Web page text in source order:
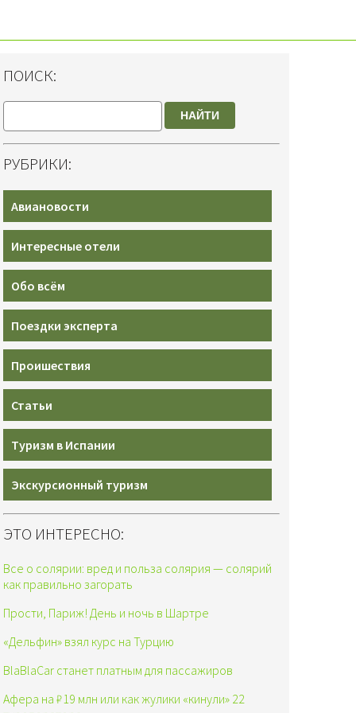
ПОИСК:
НАЙТИ
РУБРИКИ:
Авиановости
Интересные отели
Обо всём
Поездки эксперта
Проишествия
Статьи
Туризм в Испании
Экскурсионный туризм
ЭТО ИНТЕРЕСНО:
Все о солярии: вред и польза солярия — солярий
как правильно загорать
Прости, Париж! День и ночь в Шартре
«Дельфин» взял курс на Турцию
BlaBlaCar станет платным для пассажиров
Афера на ₽19 млн или как жулики «кинули» 22